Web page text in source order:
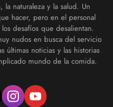
naturaleza y la salud. Un
hacer, pero en el personal
desafíos que desalientan.
nudos en busca del servicio
últimas noticias y las historias
mundo de la comida.
instagramyoutube